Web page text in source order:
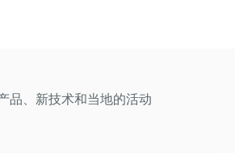
品、新技术和当地的活动